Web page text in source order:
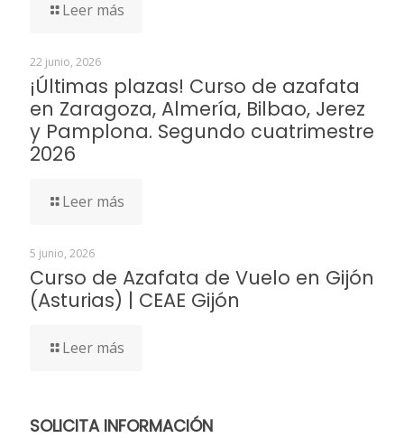
Leer más
22 junio, 2026
¡Últimas plazas! Curso de azafata
en Zaragoza, Almería, Bilbao, Jerez
y Pamplona. Segundo cuatrimestre
2026
Leer más
5 junio, 2026
Curso de Azafata de Vuelo en Gijón
(Asturias) | CEAE Gijón
Leer más
SOLICITA INFORMACIÓN